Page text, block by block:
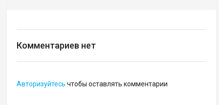
Комментариев нет
Авторизуйтесь чтобы оставлять комментарии